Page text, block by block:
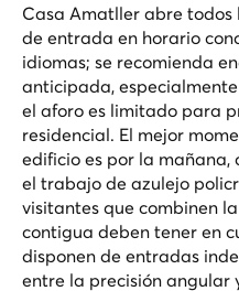
Casa Amatller abre todos
de entrada en horario
idiomas; se recomienda
anticipada,
el aforo es limitado para
residencial. El mejor
edificio es por la mañana,
el trabajo de azulejo
visitantes que combinen
contigua deben tener en
disponen de entradas
entre la precisión angular